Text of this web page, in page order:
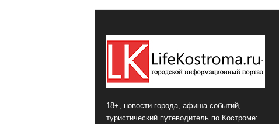
18+, новости города, афиша событий,
туристический путеводитель по Костроме: